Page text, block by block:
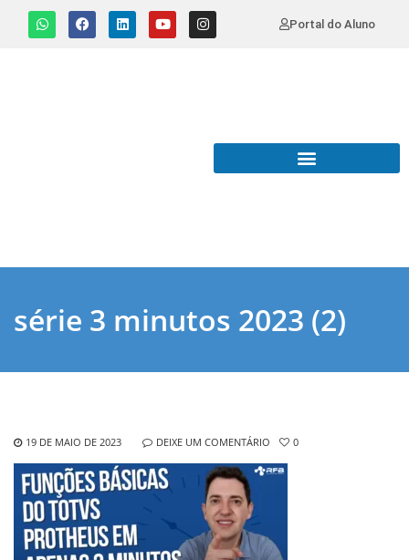
Portal do Aluno
série 3 minutos 2023 (2)
19 DE MAIO DE 2023 DEIXE UM COMENTÁRIO 0